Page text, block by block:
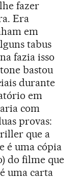
fazer
Era
em
tabus
fazia isso
bastou
durante
em
com
provas:
que a
é uma cópia
do filme que
uma carta